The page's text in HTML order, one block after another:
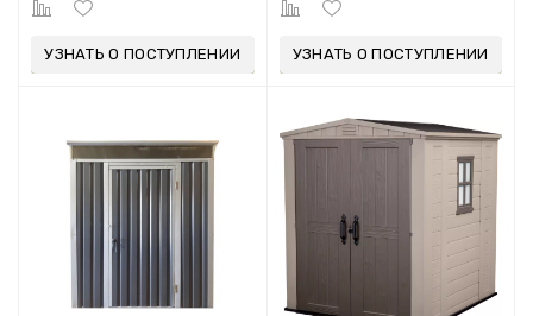
УЗНАТЬ О ПОСТУПЛЕНИИ УЗНАТЬ О ПОСТУПЛЕНИИ